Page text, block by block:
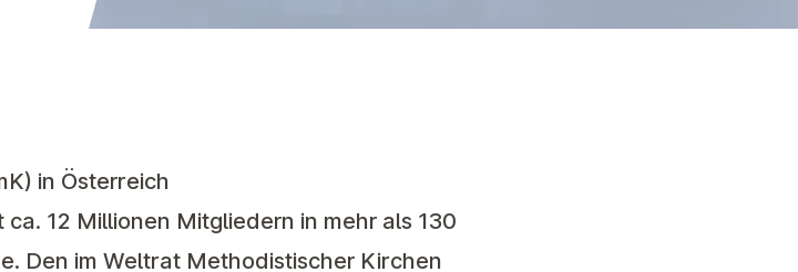
in Österreich
12 Millionen Mitgliedern in mehr als 130
Den im Weltrat Methodistischer Kirchen